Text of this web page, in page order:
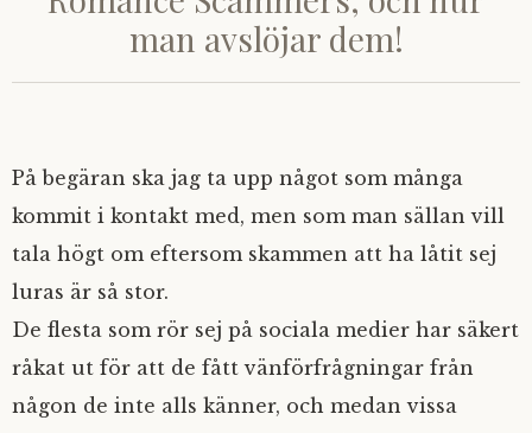
man avslöjar dem!
På begäran ska jag ta upp något som många
kommit i kontakt med, men som man sällan vill
tala högt om eftersom skammen att ha låtit sej
luras är så stor.
De flesta som rör sej på sociala medier har säkert
råkat ut för att de fått vänförfrågningar från
någon de inte alls känner, och medan vissa